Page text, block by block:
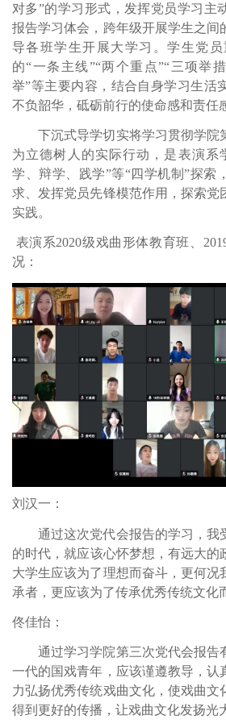
对多”的学习形式，发挥党员学习主
报告学习体会，跨年级开展学生之间
导各班学生开展大学习。学生党员
的“一条主线”“两个重点”“三项举
举”等主要内容 ， 结合自身学习生活
不负韶华 ，砥砺前行的使命感和责任
下沉式导学切实将学习贯彻学院
为立德树人的实际行动，是表演系
学、辩学、践学”等“四学机制”探索
求、发挥党员先锋模范作用，探索党
实践。
表演系2020级戏曲形体教育班、
况 ：
刘汉一 ：
通过这次党代会报告的学习 ，我
的时代 ，就应该心怀梦想，有远大的
大学生应该为了理想而奋斗，更何况
承者，更应该为了传承优秀传统文化
佟佳怡 ：
通过学习学院第三次党代会报告
一代的国戏青年，应该谨遵教导，认
力弘扬优秀传统戏曲文化，使戏曲文
得到更好的传播，让戏曲文化发扬光